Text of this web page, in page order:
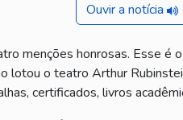
Ouvir a notícia
menções honrosas. Esse
lotou o teatro Arthur
certificados, livros